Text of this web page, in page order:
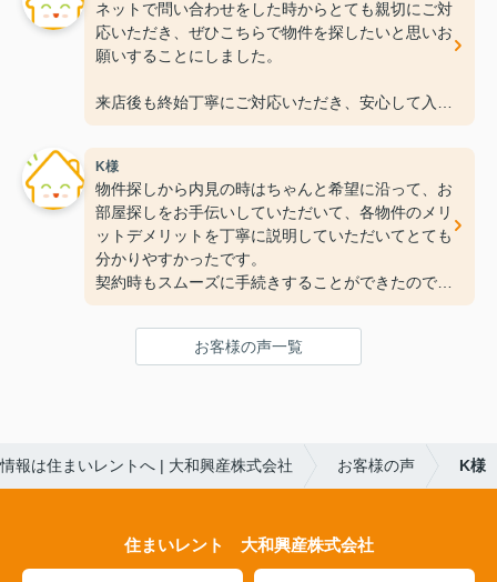
ネットで問い合わせをした時からとても親切にご対
応いただき、ぜひこちらで物件を探したいと思いお
願いすることにしました。
来店後も終始丁寧にご対応いただき、安心して入居
準備を進めることができました！
この度は本当にありがとうございました。
今後ともよろしくお願いいたします。
K様
物件探しから内見の時はちゃんと希望に沿って、お
部屋探しをお手伝いしていただいて、各物件のメリ
ットデメリットを丁寧に説明していただいてとても
分かりやすかったです。
契約時もスムーズに手続きすることができたので、
とても良かったです。
またお部屋探しをする時はお手伝いして欲しいで
お客様の声一覧
報は住まいレントへ | 大和興産株式会社 お客様の声 K様
住まいレント 大和興産株式会社